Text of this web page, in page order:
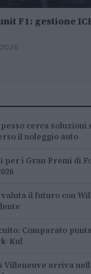
F1: gestione
cerca soluzioni
il noleggio auto
per i Gran Premi di
valuta il futuro con
Comparato
Kul
Villeneuve arriva